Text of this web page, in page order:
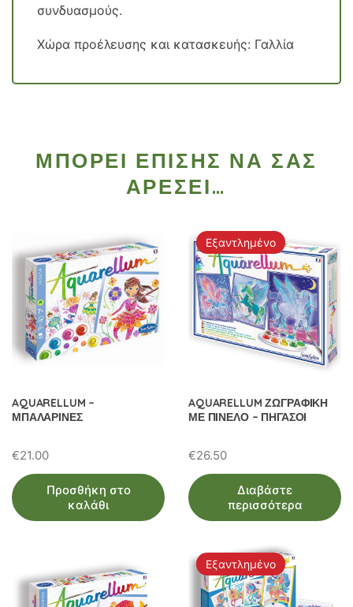
συνδυασμούς.
Χώρα προέλευσης και κατασκευής: Γαλλία
ΜΠΟΡΕΊ ΕΠΊΣΗΣ ΝΑ ΣΑΣ
ΑΡΈΣΕΙ…
AQUARELLUM –
ΜΠΑΛΑΡΙΝΕΣ
€21.00
Προσθήκη στο
καλάθι
Εξαντλημένο
AQUARELLUM ΖΩΓΡΑΦΙΚΗ
ΜΕ ΠΙΝΕΛΟ – ΠΗΓΑΣΟΙ
€26.50
Διαβάστε
περισσότερα
Εξαντλημένο